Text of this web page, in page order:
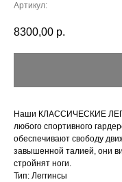
Артикул:
8300,00 р.
Наши КЛАССИЧЕСКИЕ
любого спортивного
обеспечивают свободу
завышенной талией, они
стройнят ноги.
Тип: Леггинсы